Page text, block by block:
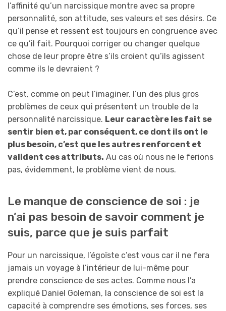
l’affinité qu’un narcissique montre avec sa propre
personnalité, son attitude, ses valeurs et ses désirs. Ce
qu’il pense et ressent est toujours en congruence avec
ce qu’il fait. Pourquoi corriger ou changer quelque
chose de leur propre être s’ils croient qu’ils agissent
comme ils le devraient ?
C’est, comme on peut l’imaginer, l’un des plus gros
problèmes de ceux qui présentent un trouble de la
personnalité narcissique. Leur caractère les fait se
sentir bien et, par conséquent, ce dont ils ont le
plus besoin, c’est que les autres renforcent et
valident ces attributs. Au cas où nous ne le ferions
pas, évidemment, le problème vient de nous.
Le manque de conscience de soi : je
n’ai pas besoin de savoir comment je
suis, parce que je suis parfait
Pour un narcissique, l’égoïste c’est vous car il ne fera
jamais un voyage à l’intérieur de lui-même pour
prendre conscience de ses actes. Comme nous l’a
expliqué Daniel Goleman, la conscience de soi est la
capacité à comprendre ses émotions, ses forces, ses